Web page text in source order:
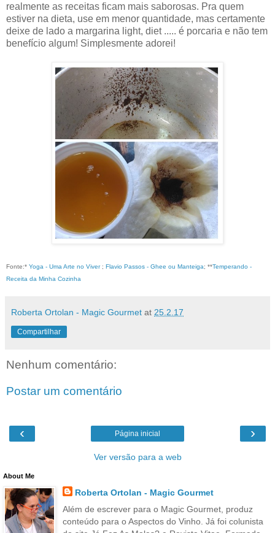
realmente as receitas ficam mais saborosas. Pra quem
estiver na dieta, use em menor quantidade, mas certamente
deixe de lado a margarina light, diet ..... é porcaria e não tem
benefício algum! Simplesmente adorei!
Fonte:* Yoga - Uma Arte no Viver ; Flavio Passos - Ghee ou Manteiga; **Temperando -
Receita da Minha Cozinha
Roberta Ortolan - Magic Gourmet at 25.2.17
Compartilhar
Nenhum comentário:
Postar um comentário
‹ ›
Página inicial
Ver versão para a web
About Me
Roberta Ortolan - Magic Gourmet
Além de escrever para o Magic Gourmet, produz
conteúdo para o Aspectos do Vinho. Já foi colunista